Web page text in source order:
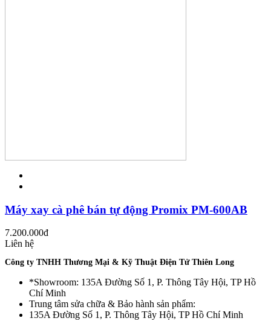
Máy xay cà phê bán tự động Promix PM-600AB
7.200.000đ
Liên hệ
Công ty TNHH Thương Mại & Kỹ Thuật Điện Tử Thiên Long
*Showroom: 135A Đường Số 1, P. Thông Tây Hội, TP Hồ
Chí Minh
Trung tâm sửa chữa & Bảo hành sản phẩm:
135A Đường Số 1, P. Thông Tây Hội, TP Hồ Chí Minh